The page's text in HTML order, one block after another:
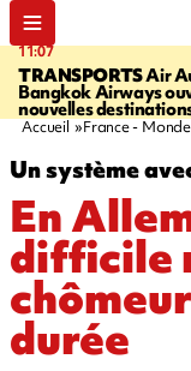
11:07
TRANSPORTSAir
Bangkok Airways
nouvelles
Accueil France - Monde
Un système
En
difficile
durée